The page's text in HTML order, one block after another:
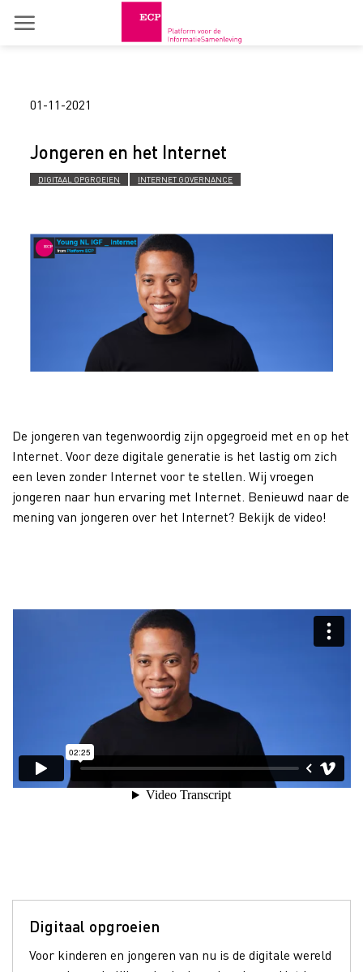
01-11-2021
Jongeren en het Internet
DIGITAAL OPGROEIEN INTERNET GOVERNANCE
De jongeren van tegenwoordig zijn opgegroeid met en op het
Internet. Voor deze digitale generatie is het lastig om zich
een leven zonder Internet voor te stellen. Wij vroegen
jongeren naar hun ervaring met Internet. Benieuwd naar de
mening van jongeren over het Internet? Bekijk de video!
Digitaal opgroeien
Voor kinderen en jongeren van nu is de digitale wereld